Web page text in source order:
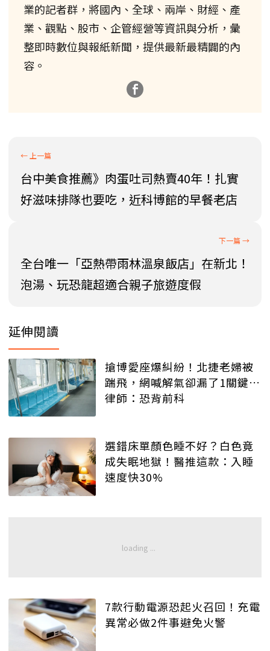
業的記者群，將國內、全球、兩岸、財經、產
業、觀點、股市、企管經營等資訊與分析，彙
整即時數位與報紙新聞，提供最新最精闢的內
容。
台中美食推薦》肉蛋吐司熱賣40年！扎實
好滋味排隊也要吃，近科博館的早餐老店
全台唯一「亞熱帶雨林溫泉飯店」在新北！
泡湯、玩恐龍超適合親子旅遊度假
延伸閱讀
搶博愛座爆糾紛！北捷老婦被
踹飛，網喊解氣卻漏了1關鍵…
律師：恐背前科
選錯床單顏色睡不好？白色竟
成失眠地獄！醫推這款：入睡
速度快30%
7款行動電源恐起火召回！充電
異常必做2件事避免火警